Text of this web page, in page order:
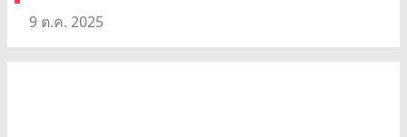
9 ต.ค. 2025